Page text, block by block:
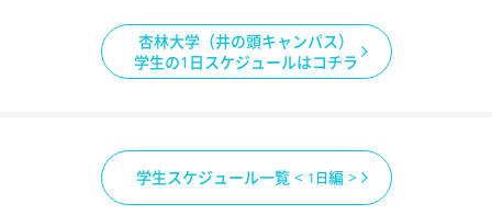
杏林大学（井の頭キャンパス）
学生の1日スケジュールはコチラ
学生スケジュール一覧 < 1日編 >